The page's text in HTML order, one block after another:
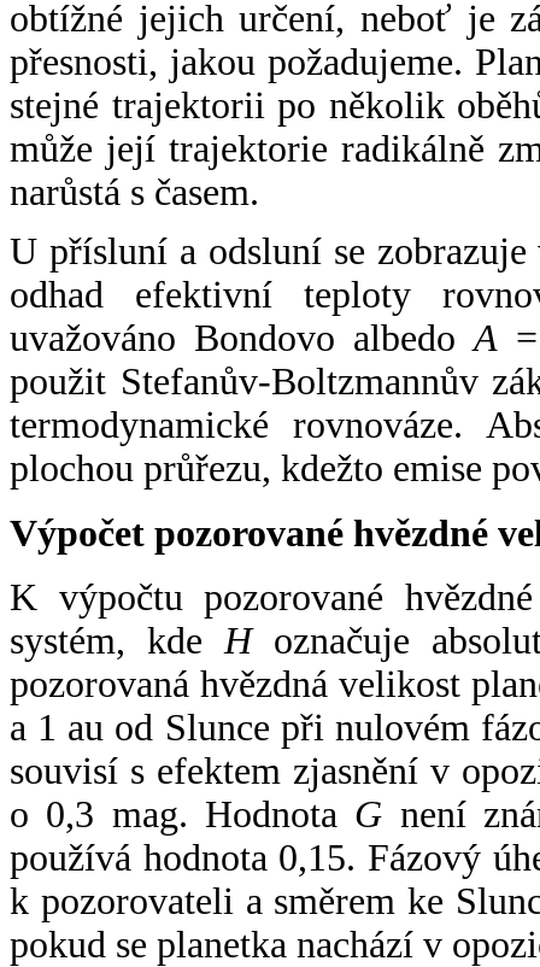
obtížné jejich určení, neboť je
přesnosti, jakou požadujeme.
stejné trajektorii po několik
může její trajektorie radikálně
narůstá s časem.
U přísluní a odsluní se
odhad efektivní teploty
uvažováno Bondovo albedoA
použit Stefanův-Boltzmannův
termodynamické rovnováze.
plochou průřezu, kdežto emise
Výpočet pozorované hvězdné
K výpočtu pozorované
systém, kde Hoznačuje
pozorovaná hvězdná velikost
a 1 au od Slunce při nulovém
souvisí s efektem zjasnění v
o 0,3 mag. Hodnota G není
používá hodnota 0,15. Fázový
k pozorovateli a směrem ke
pokud se planetka nachází v